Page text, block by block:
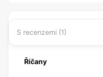
S recenzemi (1)
Říčany